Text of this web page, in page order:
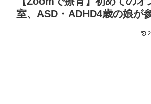
室、ASD・ADHD4歳の娘が